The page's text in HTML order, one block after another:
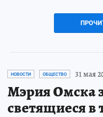
НОВОСТИ ОБЩЕСТВО 31 мая
Мэрия Омска
светящиеся в